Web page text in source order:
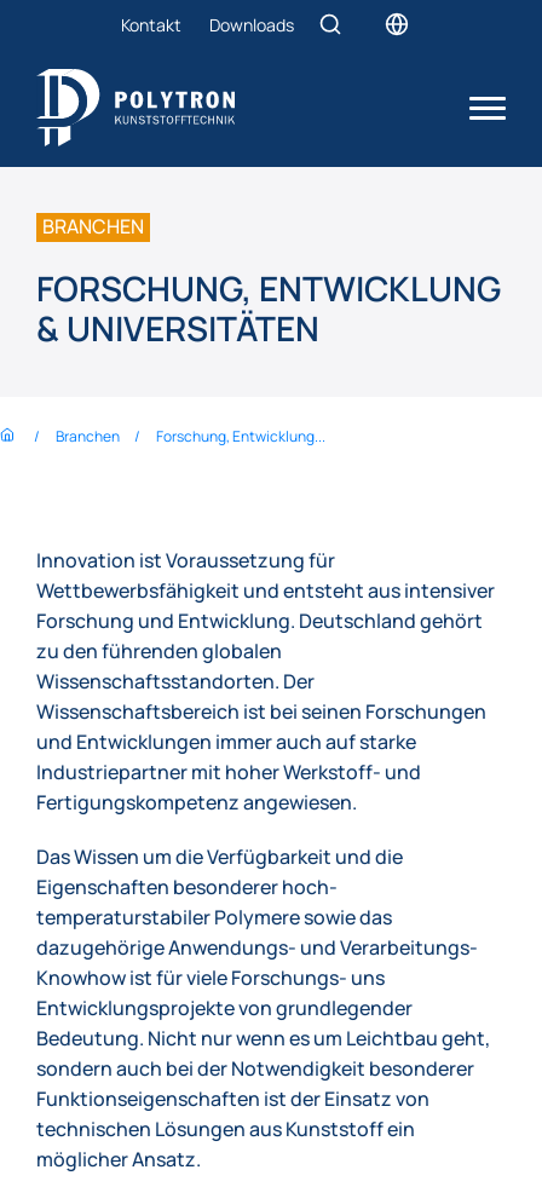
Kontakt Downloads
BRANCHEN
FORSCHUNG, ENTWICKLUNG
& UNIVERSITÄTEN
Branchen Forschung, Ent­wicklung...
Innovation ist Voraussetzung für
Wettbewerbsfähigkeit und entsteht aus intensiver
Forschung und Entwicklung. Deutschland gehört
zu den führenden globalen
Wissenschaftsstandorten. Der
Wissenschaftsbereich ist bei seinen Forschungen
und Entwicklungen immer auch auf starke
Industriepartner mit hoher Werkstoff- und
Fertigungskompetenz angewiesen.
Das Wissen um die Verfügbarkeit und die
Eigenschaften besonderer hoch-
temperaturstabiler Polymere sowie das
dazugehörige Anwendungs- und Verarbeitungs-
Knowhow ist für viele Forschungs- uns
Entwicklungsprojekte von grundlegender
Bedeutung. Nicht nur wenn es um Leichtbau geht,
sondern auch bei der Notwendigkeit besonderer
Funktionseigenschaften ist der Einsatz von
technischen Lösungen aus Kunststoff ein
möglicher Ansatz.